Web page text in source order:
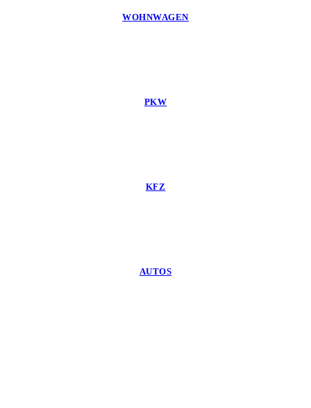
WOHNWAGEN
PKW
KFZ
AUTOS